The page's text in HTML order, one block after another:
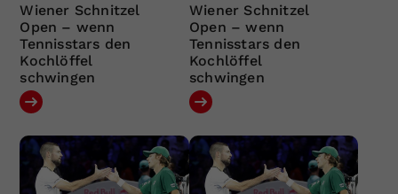
Wiener Schnitzel
Open – wenn
Tennisstars den
Kochlöffel
schwingen
Wiener Schnitzel
Open – wenn
Tennisstars den
Kochlöffel
schwingen